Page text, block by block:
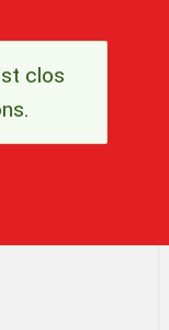
clos